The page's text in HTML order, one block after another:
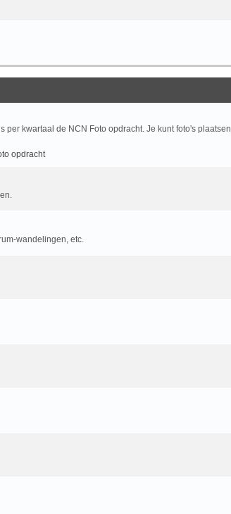
kwartaal de NCN Foto opdracht. Je kunt foto's plaatsen
opdracht
wandelingen, etc.